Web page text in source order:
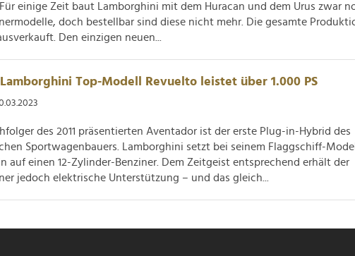
einige Zeit baut Lamborghini mit dem Huracan und dem Urus zwar
doch bestellbar sind diese nicht mehr. Die gesamte
Den einzigen neuen...
Lamborghini Top-Modell Revuelto leistet über 1.000 PS
des 2011 präsentierten Aventador ist der erste Plug-in-Hybrid des
Sportwagenbauers. Lamborghini setzt bei seinem Flaggschiff-Modell
auf einen 12-Zylinder-Benziner. Dem Zeitgeist entsprechend erhält der
jedoch elektrische Unterstützung – und das gleich...